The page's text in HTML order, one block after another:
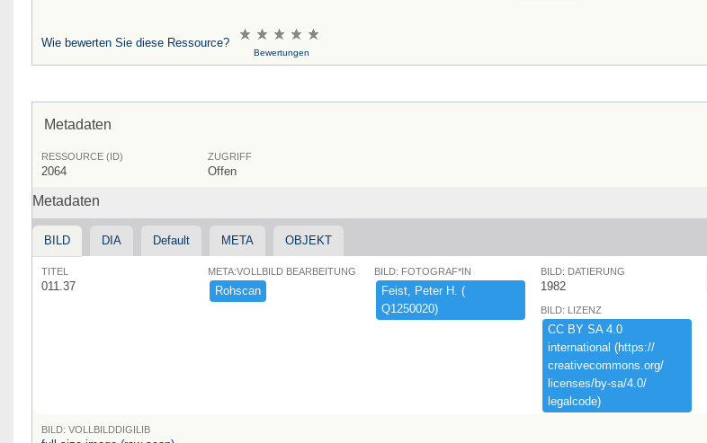
Wie bewerten Sie diese Ressource?
Bewertungen
Metadaten
RESSOURCE (ID)
2064
ZUGRIFF
Offen
Metadaten
BILD DIA Default META OBJEKT
TITEL
011.37
META:VOLLBILD BEARBEITUNG
Rohscan
BILD: FOTOGRAF*IN
Feist,​ ​Peter ​H.​ ​(​
Q1250020)​
BILD: DATIERUNG
1982
BILD: LIZENZ
CC ​BY ​SA ​4.​0 ​
international ​(​https:​/​/​
creativecommons.​org/​
licenses/​by-​sa/​4.​0/​
legalcode)​
BILD: VOLLBILDDIGILIB